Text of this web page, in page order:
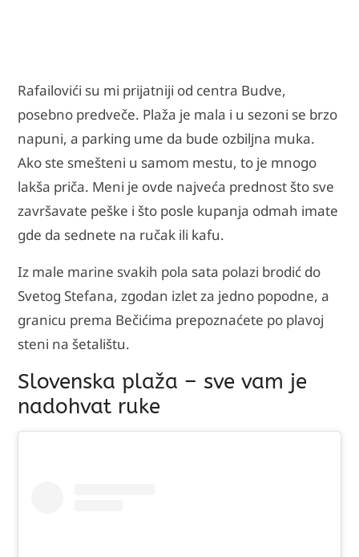
Rafailovići su mi prijatniji od centra Budve,
posebno predveče. Plaža je mala i u sezoni se brzo
napuni, a parking ume da bude ozbiljna muka.
Ako ste smešteni u samom mestu, to je mnogo
lakša priča. Meni je ovde najveća prednost što sve
završavate peške i što posle kupanja odmah imate
gde da sednete na ručak ili kafu.
Iz male marine svakih pola sata polazi brodić do
Svetog Stefana, zgodan izlet za jedno popodne, a
granicu prema Bečićima prepoznaćete po plavoj
steni na šetalištu.
Slovenska plaža – sve vam je
nadohvat ruke